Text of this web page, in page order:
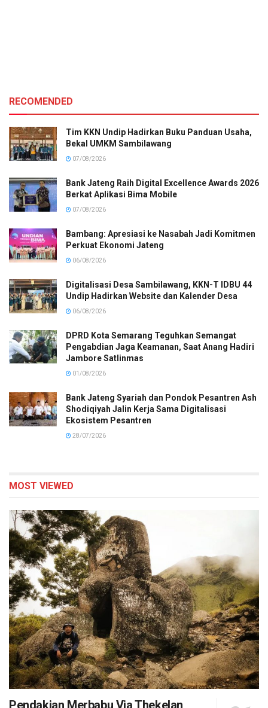
RECOMENDED
Tim KKN Undip Hadirkan Buku Panduan Usaha,
Bekal UMKM Sambilawang
07/08/2026
Bank Jateng Raih Digital Excellence Awards 2026
Berkat Aplikasi Bima Mobile
07/08/2026
Bambang: Apresiasi ke Nasabah Jadi Komitmen
Perkuat Ekonomi Jateng
06/08/2026
Digitalisasi Desa Sambilawang, KKN-T IDBU 44
Undip Hadirkan Website dan Kalender Desa
06/08/2026
DPRD Kota Semarang Teguhkan Semangat
Pengabdian Jaga Keamanan, Saat Anang Hadiri
Jambore Satlinmas
01/08/2026
Bank Jateng Syariah dan Pondok Pesantren Ash
Shodiqiyah Jalin Kerja Sama Digitalisasi
Ekosistem Pesantren
28/07/2026
MOST VIEWED
Pendakian Merbabu Via Thekelan,